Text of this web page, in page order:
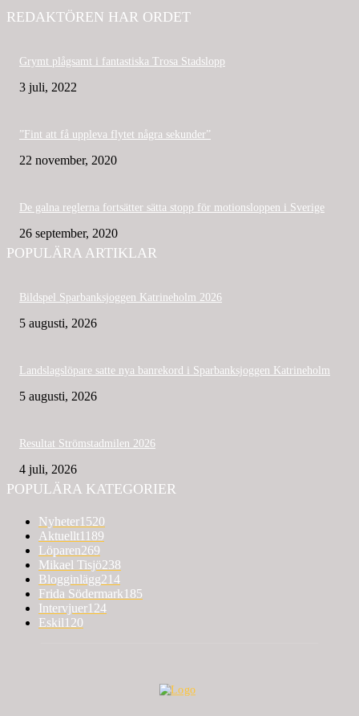
REDAKTÖREN HAR ORDET
Grymt plågsamt i fantastiska Trosa Stadslopp
3 juli, 2022
”Fint att få uppleva flytet några sekunder”
22 november, 2020
De galna reglerna fortsätter sätta stopp för motionsloppen i Sverige
26 september, 2020
POPULÄRA ARTIKLAR
Bildspel Sparbanksjoggen Katrineholm 2026
5 augusti, 2026
Landslagslöpare satte nya banrekord i Sparbanksjoggen Katrineholm
5 augusti, 2026
Resultat Strömstadmilen 2026
4 juli, 2026
POPULÄRA KATEGORIER
Nyheter1520
Aktuellt1189
Löparen269
Mikael Tisjö238
Blogginlägg214
Frida Södermark185
Intervjuer124
Eskil120